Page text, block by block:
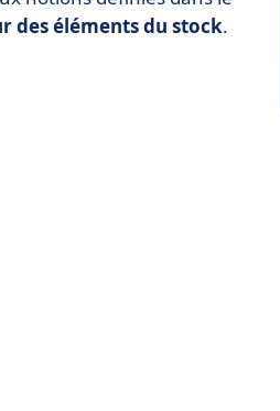
des éléments du stock.